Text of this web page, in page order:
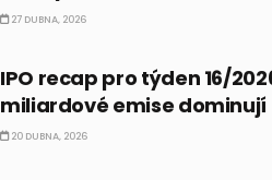
27 DUBNA, 2026
IPO recap pro týden 16/
miliardové emise dominují
20 DUBNA, 2026